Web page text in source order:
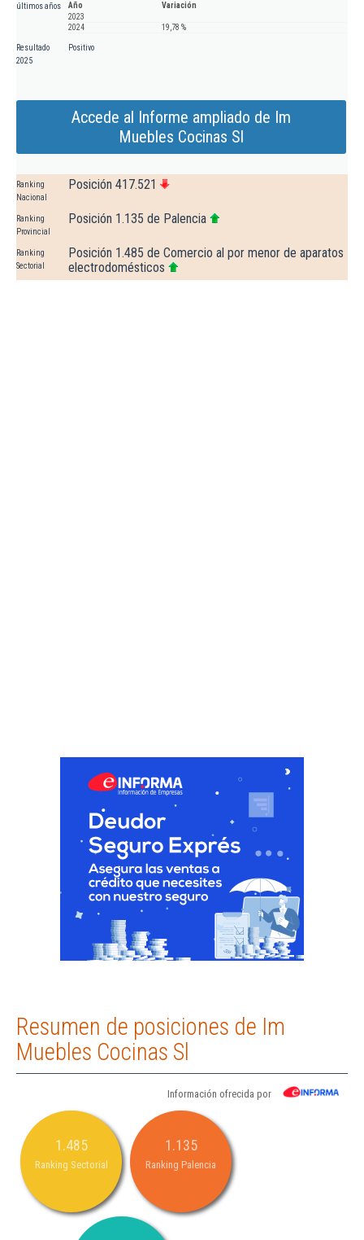
últimos años
Año
Variación
2023
2024
19,78 %
Resultado
2025
Positivo
Accede al Informe ampliado de Im
Muebles Cocinas Sl
Ranking
Nacional
Posición 417.521
Ranking
Provincial
Posición 1.135 de Palencia
Ranking
Sectorial
Posición 1.485 de Comercio al por menor de aparatos
electrodomésticos
Resumen de posiciones de Im
Muebles Cocinas Sl
Información ofrecida por
1.485
Ranking Sectorial
1.135
Ranking Palencia